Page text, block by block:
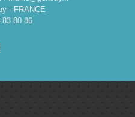
- FRANCE
80 86